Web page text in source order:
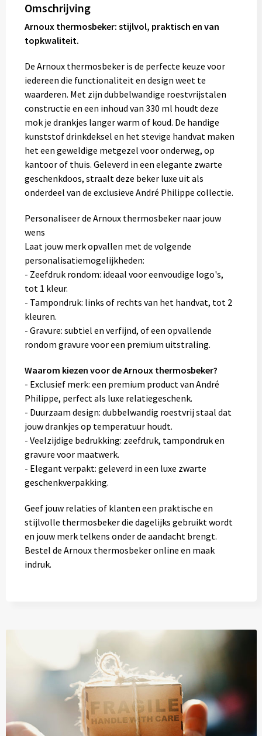
Omschrijving
Arnoux thermosbeker: stijlvol, praktisch en van
topkwaliteit.
De Arnoux thermosbeker is de perfecte keuze voor
iedereen die functionaliteit en design weet te
waarderen. Met zijn dubbelwandige roestvrijstalen
constructie en een inhoud van 330 ml houdt deze
mok je drankjes langer warm of koud. De handige
kunststof drinkdeksel en het stevige handvat maken
het een geweldige metgezel voor onderweg, op
kantoor of thuis. Geleverd in een elegante zwarte
geschenkdoos, straalt deze beker luxe uit als
onderdeel van de exclusieve André Philippe collectie.
Personaliseer de Arnoux thermosbeker naar jouw
wens
Laat jouw merk opvallen met de volgende
personalisatiemogelijkheden:
- Zeefdruk rondom: ideaal voor eenvoudige logo's,
tot 1 kleur.
- Tampondruk: links of rechts van het handvat, tot 2
kleuren.
- Gravure: subtiel en verfijnd, of een opvallende
rondom gravure voor een premium uitstraling.
Waarom kiezen voor de Arnoux thermosbeker?
- Exclusief merk: een premium product van André
Philippe, perfect als luxe relatiegeschenk.
- Duurzaam design: dubbelwandig roestvrij staal dat
jouw drankjes op temperatuur houdt.
- Veelzijdige bedrukking: zeefdruk, tampondruk en
gravure voor maatwerk.
- Elegant verpakt: geleverd in een luxe zwarte
geschenkverpakking.
Geef jouw relaties of klanten een praktische en
stijlvolle thermosbeker die dagelijks gebruikt wordt
en jouw merk telkens onder de aandacht brengt.
Bestel de Arnoux thermosbeker online en maak
indruk.